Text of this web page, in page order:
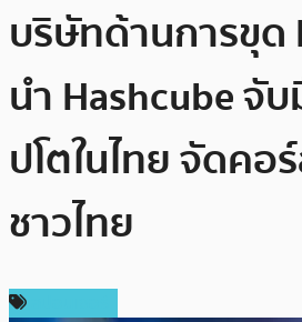
บริษัทด้านการขุด
นำ Hashcube จั
ปโตในไทย จัดคอ
ชาวไทย